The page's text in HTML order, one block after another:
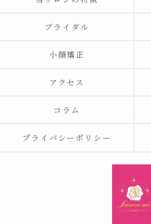
ブライダル
小顔矯正
アクセス
コラム
プライバシーポリシー